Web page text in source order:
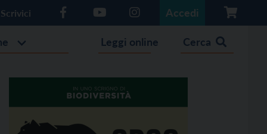
Scrivici Accedi
Leggi online Cerca